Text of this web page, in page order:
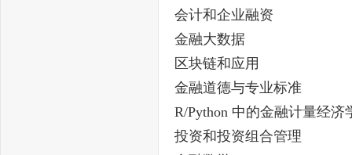
会计和企业融资
金融大数据
区块链和应用
金融道德与专业标准
R/Python 中的金融计量经济
投资和投资组合管理